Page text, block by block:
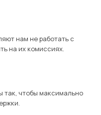
нам не работать с
на их комиссиях.
так, чтобы максимально